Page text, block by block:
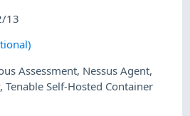
13
Assessment, Nessus Agent,
,Tenable Self-Hosted Container